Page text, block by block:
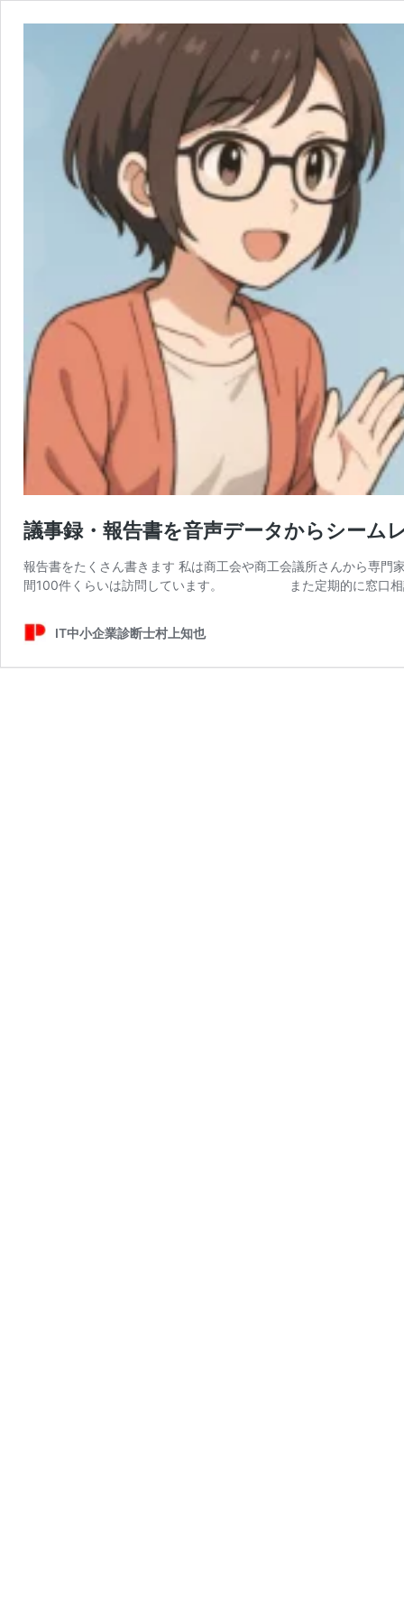
議事録・報告書を音声データからシーム
報告書をたくさん書きます 私は商工会や商工会議所さんから専
間100件くらいは訪問しています。 また定期的に窓口相
IT中小企業診断士村上知也